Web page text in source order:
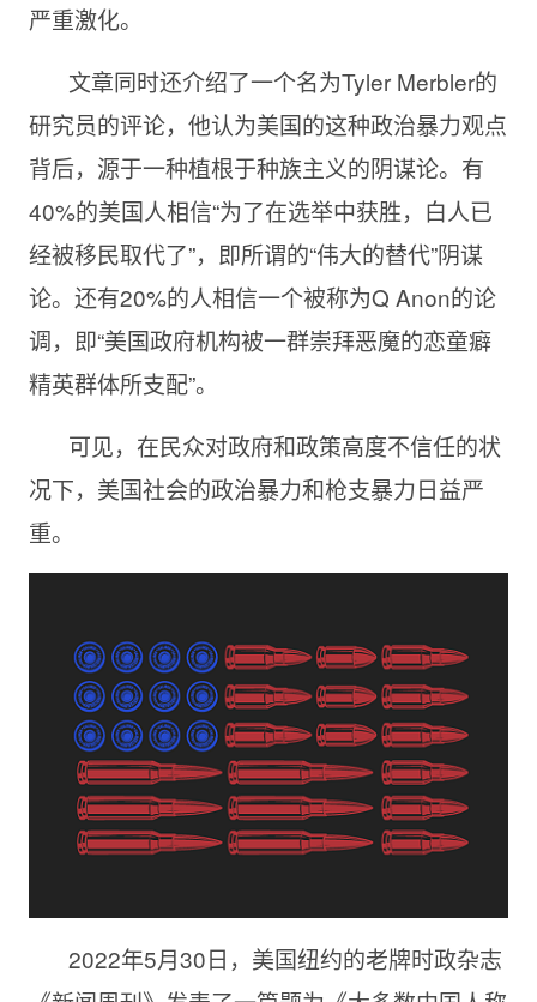
严重激化。
文章同时还介绍了一个名为Tyler Merbler的
研究员的评论，他认为美国的这种政治暴力观点
背后，源于一种植根于种族主义的阴谋论。有
40%的美国人相信“为了在选举中获胜，白人已
经被移民取代了”，即所谓的“伟大的替代”阴谋
论。还有20%的人相信一个被称为Q Anon的论
调，即“美国政府机构被一群崇拜恶魔的恋童癖
精英群体所支配”。
可见，在民众对政府和政策高度不信任的状
况下，美国社会的政治暴力和枪支暴力日益严
重。
‎2022年5月30日，美国纽约的老牌时政杂志